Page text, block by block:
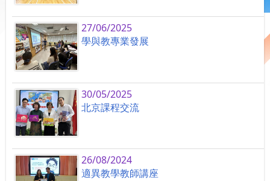
27/06/2025
學與教專業發展
30/05/2025
北京課程交流
26/08/2024
適異教學教師講座